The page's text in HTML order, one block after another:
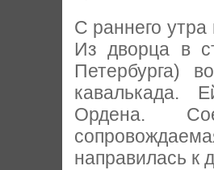
С раннего утра
Из дворца в
Петербурга)
кавалькада.
Ордена.
направилась к